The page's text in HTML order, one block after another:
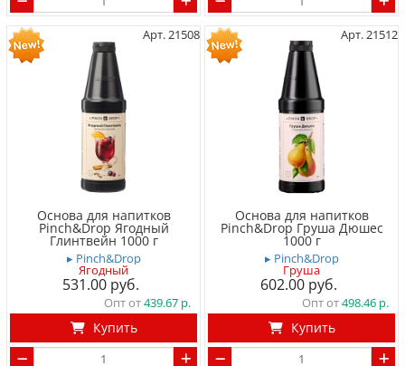
Арт. 21508
Основа для напитков
Pinch&Drop Ягодный
Глинтвейн 1000 г
▸ Pinch&Drop
Ягодный
531.00
Опт от439.67
Купить
Арт. 21512
Основа для напитков
Pinch&Drop Груша Дюшес
1000 г
▸ Pinch&Drop
Груша
602.00
Опт от498.46
Купить